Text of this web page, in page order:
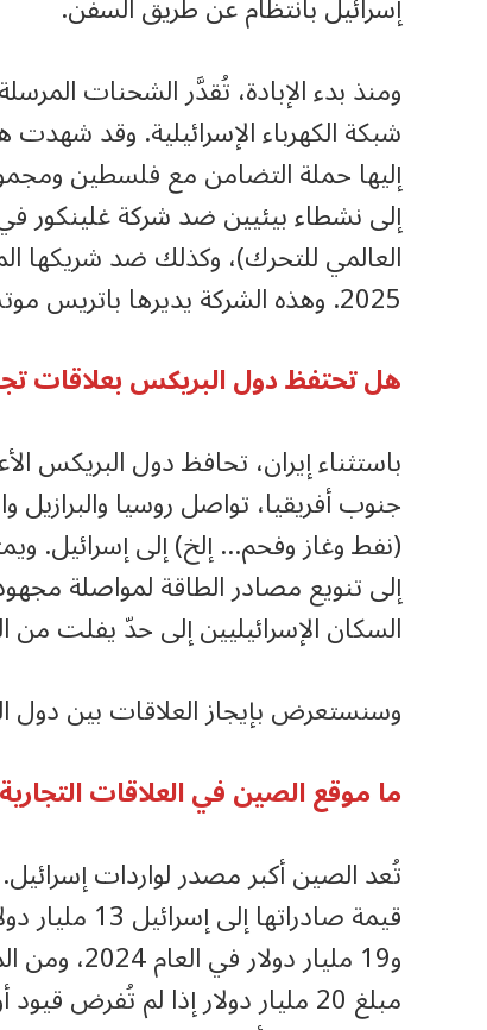
شبكة الكهرباء الإسرائيلية. وقد
إليها حملة التضامن مع فلسطين
2025. وهذه الشركة يديرها باتريس موتسيبي، صهر رئيس جنوب أفريقيا سيريل رامافوزا.
هل تحتفظ دول البريكس بعلاقات
باستثناء إيران، تحافظ دول البريكس
جنوب أفريقيا، تواصل روسيا والبرازيل
(نفط وغاز وفحم… إلخ) إلى إسرائيل.
إلى تنويع مصادر الطاقة لمواصلة
السكان الإسرائيليين إلى حدّ يفلت من
وسنستعرض بإيجاز العلاقات بين دول
ما موقع الصين في العلاقات
تُعد الصين أكبر مصدر لواردات
مبلغ 20 مليار دولار إذا لم تُفرض قيود أو مقاطعات. وبحسب بيانات